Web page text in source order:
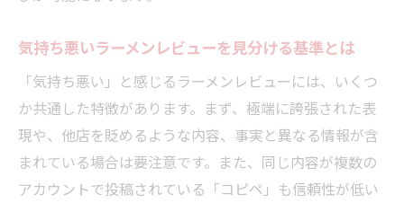
気持ち悪いラーメンレビューを見分ける基準とは
「気持ち悪い」と感じるラーメンレビューには、いくつ
か共通した特徴があります。まず、極端に誇張された表
現や、他店を貶めるような内容、事実と異なる情報が含
まれている場合は要注意です。また、同じ内容が複数の
アカウントで投稿されている「コピペ」も信頼性が低い